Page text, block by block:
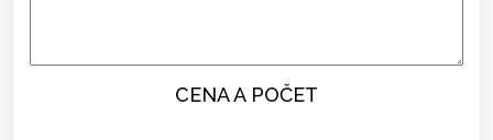
CENA A POČET